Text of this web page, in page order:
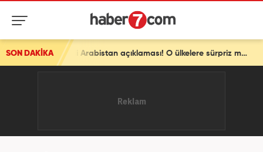
SON DAKİKA Pakistan'dan son dakika Türkiye ve Suudi Arabistan açıklaması! O ülkelere sürpriz mesaj